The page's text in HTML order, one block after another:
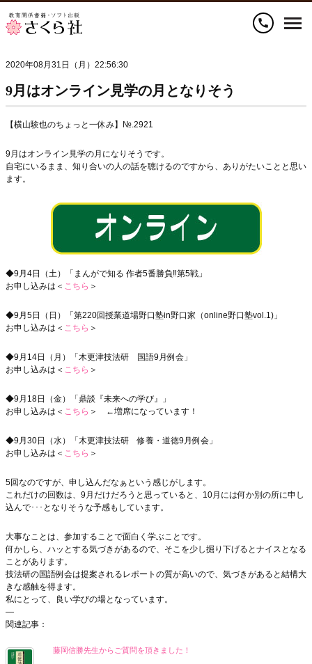
call
2020年08月31日（月）22:56:30
9月はオンライン見学の月となりそう
【横山験也のちょっと一休み】№.2921
9月はオンライン見学の月になりそうです。
自宅にいるまま、知り合いの人の話を聴けるのですから、ありがたいことと思い
ます。
◆9月4日（土）「まんがで知る 作者5番勝負‼第5戦」
お申し込みは＜ こちら ＞
◆9月5日（日）「第220回授業道場野口塾in野口家（online野口塾vol.1)」
お申し込みは＜ こちら ＞
◆9月14日（月）「木更津技法研 国語9月例会」
お申し込みは＜ こちら ＞
◆9月18日（金）「鼎談『未来への学び』」
お申し込みは＜ こちら ＞ ←増席になっています！
◆9月30日（水）「木更津技法研 修養・道徳9月例会」
お申し込みは＜ こちら ＞
5回なのですが、申し込んだなぁという感じがします。
これだけの回数は、9月だけだろうと思っていると、10月には何か別の所に申し
込んで･･･となりそうな予感もしています。
大事なことは、参加することで面白く学ぶことです。
何かしら、ハッとする気づきがあるので、そこを少し掘り下げるとナイスとなる
ことがあります。
技法研の国語例会は提案されるレポートの質が高いので、気づきがあると結構大
きな感触を得ます。
私にとって、良い学びの場となっています。
—
関連記事：
藤岡信勝先生からご質問を頂きました！